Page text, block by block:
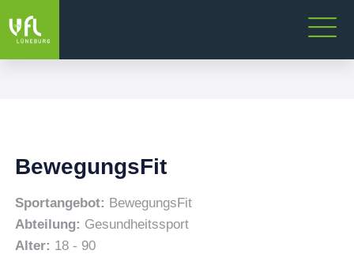
BewegungsFit
Sportangebot: BewegungsFit
Abteilung: Gesundheitssport
Alter: 18 - 90